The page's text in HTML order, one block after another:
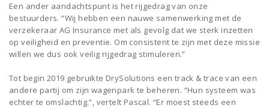
Een ander aandachtspunt is het rijgedrag van onze
bestuurders. “Wij hebben een nauwe samenwerking met de
verzekeraar AG Insurance met als gevolg dat we sterk inzetten
op veiligheid en preventie. Om consistent te zijn met deze missie
willen we dus ook veilig rijgedrag stimuleren.”
Tot begin 2019 gebruikte DrySolutions een track & trace van een
andere partij om zijn wagenpark te beheren. “Hun systeem was
echter te omslachtig.”, vertelt Pascal. “Er moest steeds een